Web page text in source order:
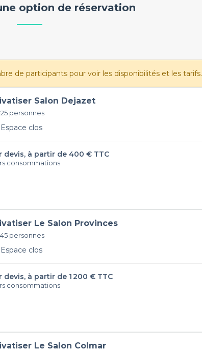
option de réservation
de participants pour voir les disponibilités et les tarifs.
Salon Dejazet
personnes
Espace clos
devis, à partir de 400 € TTC
consommations
Le Salon Provinces
personnes
Espace clos
devis, à partir de 1 200 € TTC
consommations
Le Salon Colmar